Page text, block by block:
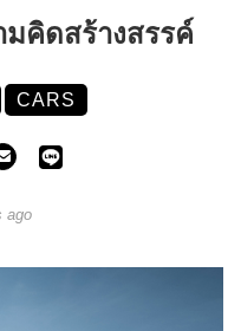
คิดสร้างสรรค์
CARS
ago